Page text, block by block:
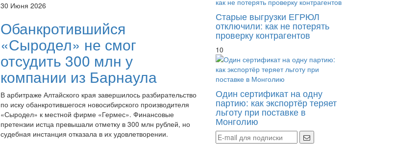
30 Июня 2026
Обанкротившийся
«Сыродел» не смог
отсудить 300 млн у
компании из Барнаула
В арбитраже Алтайского края завершилось разбирательство
по иску обанкротившегося новосибирского производителя
«Сыродел» к местной фирме «Гермес». Финансовые
претензии истца превышали отметку в 300 млн рублей, но
судебная инстанция отказала в их удовлетворении.
Старые выгрузки ЕГРЮЛ
отключили: как не потерять
проверку контрагентов
10
Один сертификат на одну
партию: как экспортёр теряет
льготу при поставке в
Монголию